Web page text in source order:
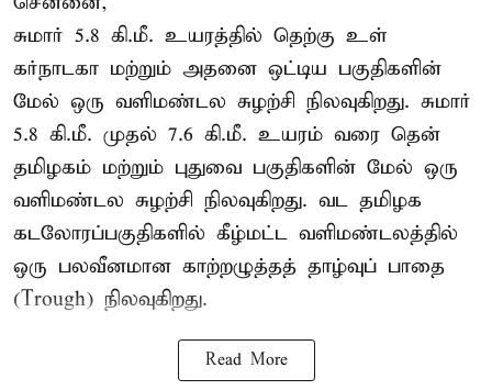
சுமார் 5.8 கி.மீ. உயரத்தில் தெற்கு உள்
கர்நாடகா மற்றும் அதனை ஒட்டிய பகுதிகளின்
மேல் ஒரு வளிமண்டல சுழற்சி நிலவுகிறது. சுமார்
5.8 கி.மீ. முதல் 7.6 கி.மீ. உயரம் வரை தென்
தமிழகம் மற்றும் புதுவை பகுதிகளின் மேல் ஒரு
வளிமண்டல சுழற்சி நிலவுகிறது. வட தமிழக
கடலோரப்பகுதிகளில் கீழ்மட்ட வளிமண்டலத்தில்
ஒரு பலவீனமான காற்றழுத்தத் தாழ்வுப் பாதை
(Trough) நிலவுகிறது.
Read More